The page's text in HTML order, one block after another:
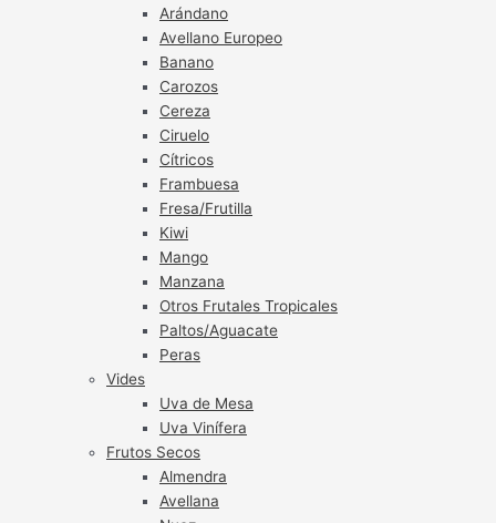
Arándano
Avellano Europeo
Banano
Carozos
Cereza
Ciruelo
Cítricos
Frambuesa
Fresa/Frutilla
Kiwi
Mango
Manzana
Otros Frutales Tropicales
Paltos/Aguacate
Peras
Vides
Uva de Mesa
Uva Vinífera
Frutos Secos
Almendra
Avellana